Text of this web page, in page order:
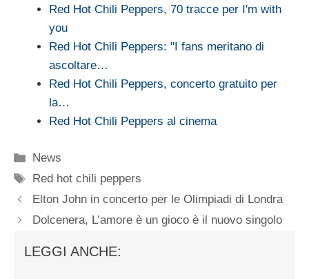
Red Hot Chili Peppers, 70 tracce per I'm with
you
Red Hot Chili Peppers: "I fans meritano di
ascoltare…
Red Hot Chili Peppers, concerto gratuito per
la…
Red Hot Chili Peppers al cinema
Categorie
News
Tag
Red hot chili peppers
Elton John in concerto per le Olimpiadi di Londra
Dolcenera, L’amore è un gioco è il nuovo singolo
LEGGI ANCHE: